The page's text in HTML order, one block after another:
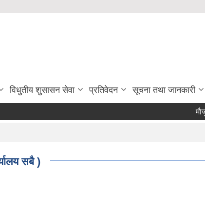
विधुतीय शुसासन सेवा प्रतिवेदन सूचना तथा जानकारी
माैजुदा
सबै )